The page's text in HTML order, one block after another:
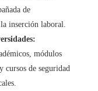
de
inserción laboral.
módulos
cursos de seguridad